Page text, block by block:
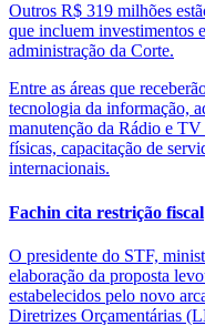
Outros R$ 319 milhões
que incluem investimentos
administração da Corte.
Entre as áreas que
tecnologia da informação,
manutenção da Rádio e TV
físicas, capacitação de
internacionais.
Fachin cita restrição fiscal
O presidente do STF,
elaboração da proposta
estabelecidos pelo novo
Diretrizes Orçamentárias